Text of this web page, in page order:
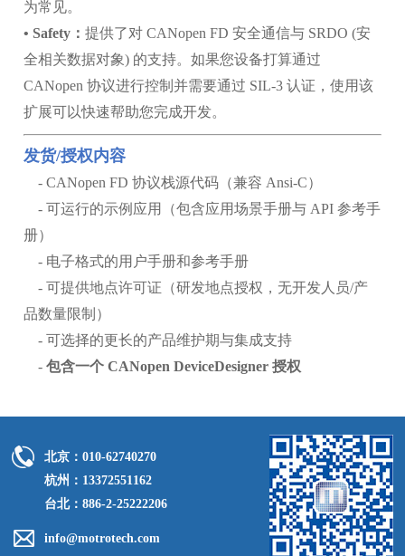
为常见。
• Safety：提供了对 CANopen FD 安全通信与 SRDO (安
全相关数据对象) 的支持。如果您设备打算通过
CANopen 协议进行控制并需要通过 SIL-3 认证，使用该
扩展可以快速帮助您完成开发。
发货/授权内容
- CANopen FD 协议栈源代码（兼容 Ansi-C）
- 可运行的示例应用（包含应用场景手册与 API 参考手
册）
- 电子格式的用户手册和参考手册
- 可提供地点许可证（研发地点授权，无开发人员/产
品数量限制）
- 可选择的更长的产品维护期与集成支持
-包含一个 CANopen DeviceDesigner 授权
北京：010-62740270
杭州：13372551162
台北：886-2-25222206
info@motrotech.com